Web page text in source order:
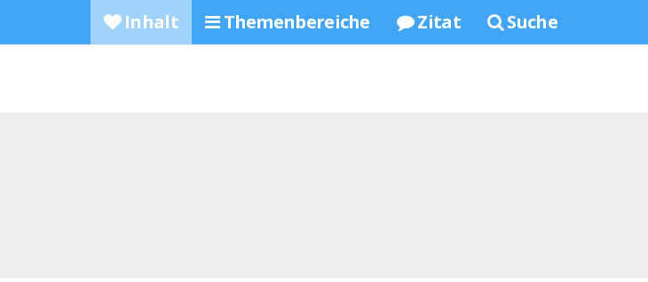
Inhalt Themenbereiche Zitat Suche